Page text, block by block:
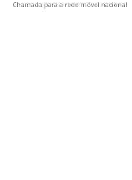
Chamada para a rede móvel nacional